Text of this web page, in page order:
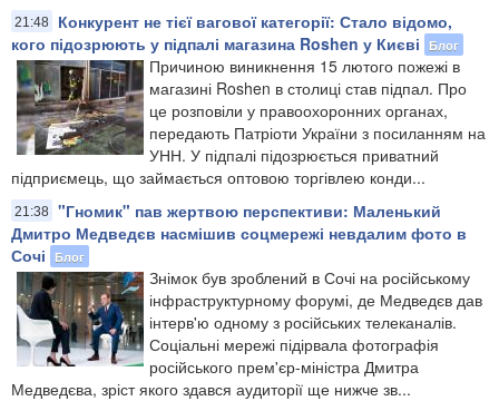
21:48
Конкурент не тієї вагової категорії: Стало відомо,
кого підозрюють у підпалі магазина Roshen у Києві
Блог
Причиною виникнення 15 лютого пожежі в
магазині Roshen в столиці став підпал. Про
це розповіли у правоохоронних органах,
передають Патріоти України з посиланням на
УНН. У підпалі підозрюється приватний
підприємець, що займається оптовою торгівлею конди...
21:38 "Гномик" пав жертвою перспективи: Маленький
Дмитро Медведєв насмішив соцмережі невдалим фото в
Сочі
Блог
Знімок був зроблений в Сочі на російському
інфраструктурному форумі, де Медведєв дав
інтерв'ю одному з російських телеканалів.
Соціальні мережі підірвала фотографія
російського прем'єр-міністра Дмитра
Медведєва, зріст якого здався аудиторії ще нижче зв...